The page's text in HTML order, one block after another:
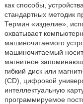
как способы,
стандартных методик
Термин «изделие»,
охватывает
машиночитаемого
машиночитаемый
магнитное
гибкий диск или
(CD), цифровой
интеллектуальную
программируемое